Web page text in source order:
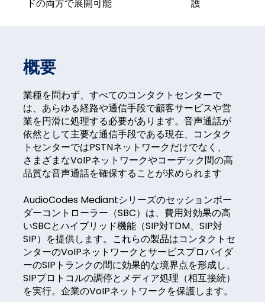
ドの両方で展開可能 護
概要
業種を問わず、すべてのコンタクトセンターで
は、あらゆる経路や通信手段で顧客サービスや営
業を円滑に処理する必要があります。音声通話が
依然として主要な通信手段である現在、コンタク
トセンターではPSTNネットワークだけでなく、
さまざまなVoIPネットワークやコーデック間の高
品質な音声通話を確保することが求められます
AudioCodes Mediantシリーズのセッションボー
ダーコントローラー（SBC）は、費用対効果の高
いSBCとハイブリッド機能（SIP対TDM、SIP対
SIP）を提供します。これらの製品はコンタクトセ
ンターのVoIPネットワークとサービスプロバイダ
ーのSIPトランクの間に効果的な境界点を形成し、
SIPプロトコルの調停とメディア処理（相互接続）
を実行。企業のVoIPネットワークを保護します。